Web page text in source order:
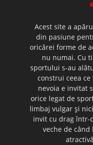
Acest site a
din pasiune
oricărei forme de
nu numai. Cu
sportului s-au
construi ceea
nevoia e invitat
orice legat de
limbaj vulgar şi
invit cu drag într-
veche de